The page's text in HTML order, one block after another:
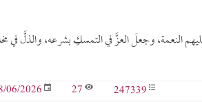
النعمة، وجعلَ العزَّ في التمسكِ بشرعه، والذلَّ في
247339
27
06/2026